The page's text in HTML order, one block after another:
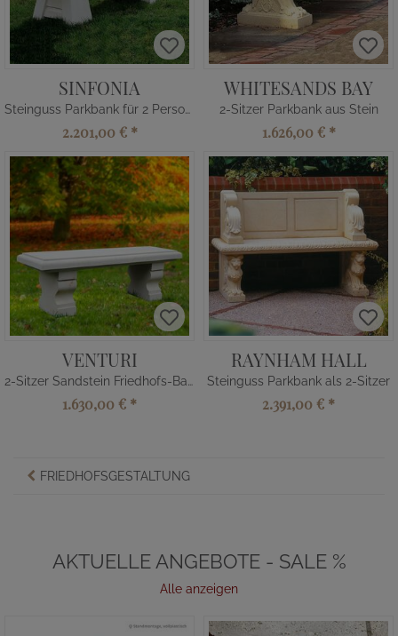
SINFONIA
Steinguss Parkbank für 2 Personen
2.201,00 € *
WHITESANDS BAY
2-Sitzer Parkbank aus Stein
1.626,00 € *
VENTURI
2-Sitzer Sandstein Friedhofs-Bank
1.630,00 € *
RAYNHAM HALL
Steinguss Parkbank als 2-Sitzer
2.391,00 € *
FRIEDHOFSGESTALTUNG
AKTUELLE ANGEBOTE - SALE %
Alle anzeigen